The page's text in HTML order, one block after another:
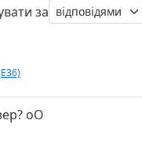
за
оО